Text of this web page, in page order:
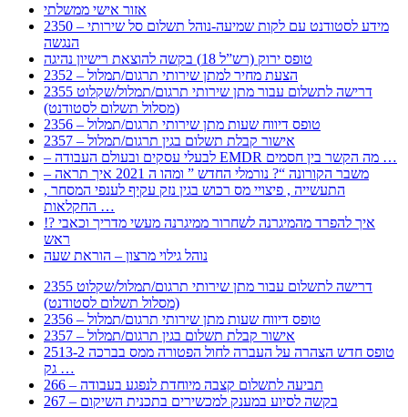
אזור אישי ממשלתי
2350 – מידע לסטודנט עם לקות שמיעה-נוהל תשלום סל שירותי
הנגשה
טופס ירוק (רש”ל 18) בקשה להוצאת רישיון נהיגה
2352 – הצעת מחיר למתן שירותי תרגום/תמלול
2355 דרישה לתשלום עבור מתן שירותי תרגום/תמלול/שקלוט
(מסלול תשלום לסטודנט)
2356 – טופס דיווח שעות מתן שירותי תרגום/תמלול
2357 – אישור קבלת תשלום בגין תרגום/תמלול
– לבעלי עסקים ובעולם העבודה EMDR מה הקשר בין חסמים …
– משבר הקורונה “? נורמלי החדש ” ומהו ה 2021 איך תראה
, התעשייה , פיצויי מס רכוש בגין נזק עקיף לענפי המסחר
החקלאות …
!? איך להפרד מהמיגרנה לשחרור ממיגרנה מעשי מדריך וכאבי
ראש
נוהל גילוי מרצון – הוראת שעה
2355 דרישה לתשלום עבור מתן שירותי תרגום/תמלול/שקלוט
(מסלול תשלום לסטודנט)
2356 – טופס דיווח שעות מתן שירותי תרגום/תמלול
2357 – אישור קבלת תשלום בגין תרגום/תמלול
2513-2 טופס חדש הצהרה על העברה לחול הפטורה ממס בברכה
גק …
266 – תביעה לתשלום קצבה מיוחדת לנפגע בעבודה
267 – בקשה לסיוע במענק למכשירים בתכנית השיקום